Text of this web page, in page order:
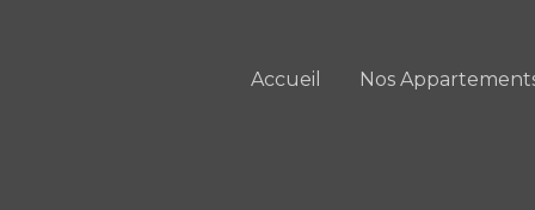
Accueil Nos